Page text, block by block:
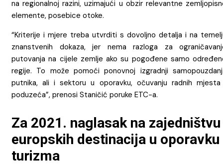
na regionalnoj razini, uzimajući u obzir relevantne
elemente, posebice otoke.
“Kriterije i mjere treba utvrditi s dovoljno detalja i na
znanstvenih dokaza, jer nema razloga za
putovanja na cijele zemlje ako su pogođene samo
regije. To može pomoći ponovnoj izgradnji
putnika, ali i sektoru u oporavku, očuvanju radnih
poduzeća”, prenosi Staničić poruke ETC-a.
Za 2021. naglasak na zajedništvu
europskih destinacija u oporavku
turizma